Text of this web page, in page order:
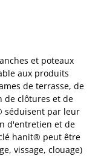
et poteaux
aux produits
de terrasse, de
de clôtures et de
séduisent par leur
d'entretien et de
hanit® peut être
vissage, clouage)